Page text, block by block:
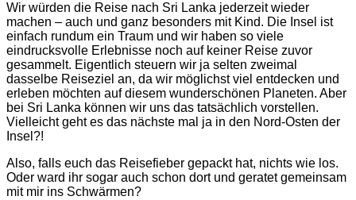
Wir würden die Reise nach Sri Lanka jederzeit wieder
machen – auch und ganz besonders mit Kind. Die Insel ist
einfach rundum ein Traum und wir haben so viele
eindrucksvolle Erlebnisse noch auf keiner Reise zuvor
gesammelt. Eigentlich steuern wir ja selten zweimal
dasselbe Reiseziel an, da wir möglichst viel entdecken und
erleben möchten auf diesem wunderschönen Planeten. Aber
bei Sri Lanka können wir uns das tatsächlich vorstellen.
Vielleicht geht es das nächste mal ja in den Nord-Osten der
Insel?!
Also, falls euch das Reisefieber gepackt hat, nichts wie los.
Oder ward ihr sogar auch schon dort und geratet gemeinsam
mit mir ins Schwärmen?